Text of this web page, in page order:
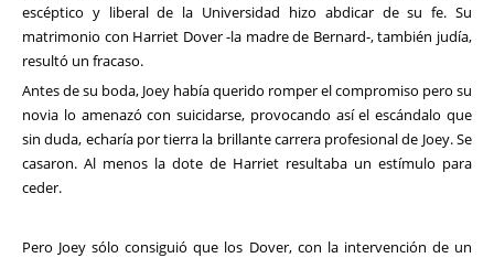
escéptico y liberal de la Universidad hizo abdicar de su fe. Su
matrimonio con Harriet Dover -la madre de Bernard-, también judía,
resultó un fracaso.
Antes de su boda, Joey había querido romper el compromiso pero su
novia lo amenazó con suicidarse, provocando así el escándalo que
sin duda, echaría por tierra la brillante carrera profesional de Joey. Se
casaron. Al menos la dote de Harriet resultaba un estímulo para
ceder.
Pero Joey sólo consiguió que los Dover, con la intervención de un